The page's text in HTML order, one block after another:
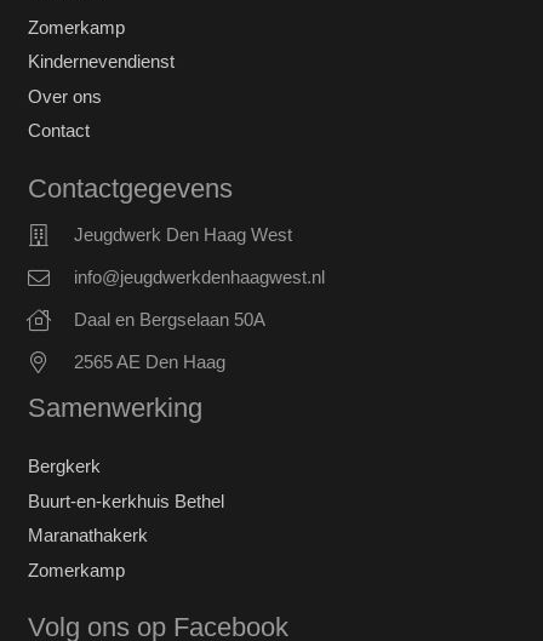
Zomerkamp
Kindernevendienst
Over ons
Contact
Contactgegevens
Jeugdwerk Den Haag West
info@jeugdwerkdenhaagwest.nl
Daal en Bergselaan 50A
2565 AE Den Haag
Samenwerking
Bergkerk
Buurt-en-kerkhuis Bethel
Maranathakerk
Zomerkamp
Volg ons op Facebook